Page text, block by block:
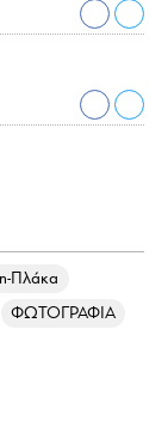
Πλάκα
ΦΩΤΟΓΡΑΦΙΑ